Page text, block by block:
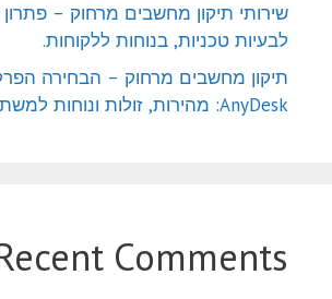
שירותי תיקון מחשבים מרחוק – פתרון
לבעיות טכניות, בנוחות ללקוחות.
תיקון מחשבים מרחוק – הבחירה
AnyDesk: מהירות, זולות ונוחות למשתמשים
Comments